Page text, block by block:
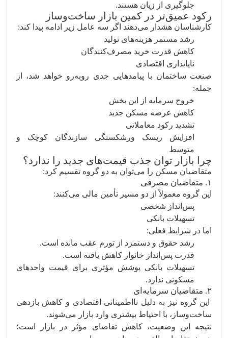
جلوگیری از زیان هستند.
رکود عمیق‌تر در کمین بازار ساخت‌وساز
کارشناسان هشدار می‌دهند اگر سه عامل زیر ادامه پیدا کند:
رشد مستمر هزینه‌های تولید
کاهش قدرت خرید مصرف‌کنندگان
ناپایداری اقتصادی
صنعت ساختمان با پیامدهایی جدی روبه‌رو خواهد شد، از
جمله:
خروج سرمایه از این بخش
کاهش عرضه مسکن جدید
تشدید رکود معاملاتی
افزایش ریسک ورشکستگی سازندگان کوچک و
متوسط
چرا بازار توان جذب قیمت‌های جدید را ندارد؟
متقاضیان مسکن را می‌توان به دو گروه تقسیم کرد:
۱. متقاضیان مصرفی
این گروه معمولاً از دو مسیر تأمین مالی می‌کنند:
پس‌انداز شخصی
تسهیلات بانکی
اما در شرایط فعلی:
رشد حقوق و دستمزد از تورم عقب مانده است.
قدرت پس‌انداز خانوار کاهش یافته است.
تسهیلات بانکی پوشش مؤثری برای قیمت واحدهای
مسکونی ندارد.
۲. متقاضیان سرمایه‌ای
این گروه نیز به دلیل نااطمینانی اقتصادی و کاهش بازدهی
ساخت‌وساز، با احتیاط بیشتری وارد بازار می‌شوند.
نتیجه این وضعیت، کاهش تقاضای مؤثر در بازار است؛